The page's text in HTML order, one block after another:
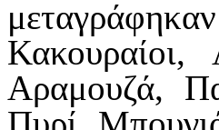
Κακουραίοι,
Αραμουζά,